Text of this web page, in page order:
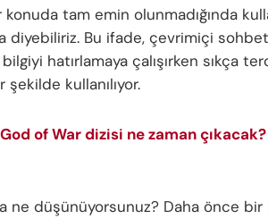
tam emin olunmadığında
diyebiliriz. Bu ifade, çevrimiçi
hatırlamaya çalışırken sıkça
şekilde kullanılıyor.
God of War dizisi ne zaman
ne düşünüyorsunuz? Daha önce